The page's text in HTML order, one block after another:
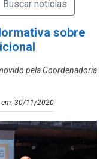
sobre
pela Coordenadoria
em: 30/11/2020